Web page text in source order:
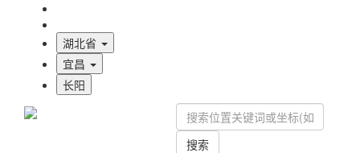
湖北省
宜昌
长阳
搜索